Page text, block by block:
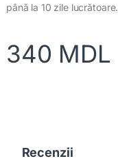
până la 10 zile lucrătoare.
340 MDL
Recenzii